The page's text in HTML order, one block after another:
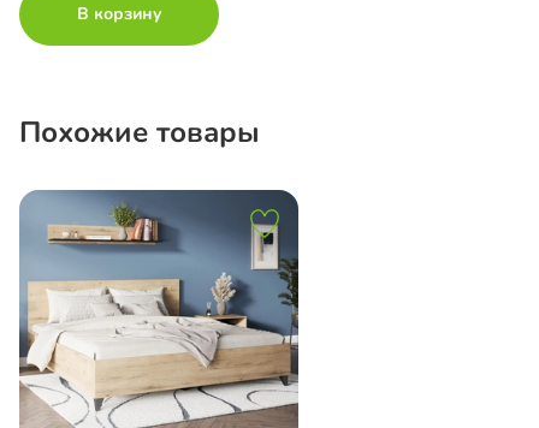
В корзину
Похожие товары